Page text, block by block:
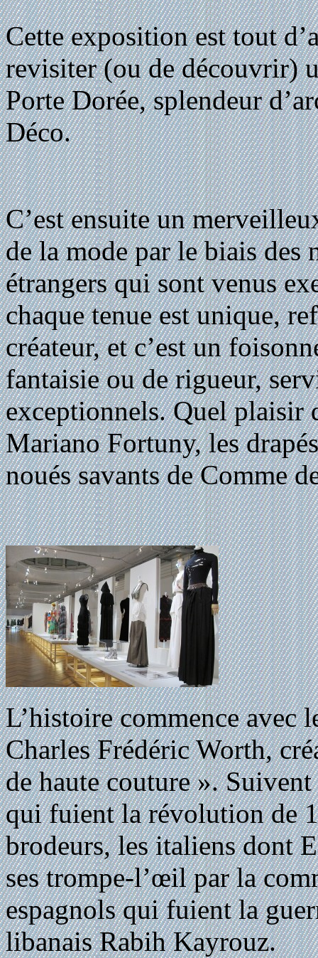
Cette exposition est tout
revisiter (ou de découvrir)
Porte Dorée, splendeur
Déco.
C’est ensuite un
de la mode par le biais des
étrangers qui sont venus
chaque tenue est unique,
créateur, et c’est un
fantaisie ou de rigueur,
exceptionnels. Quel plaisir
Mariano Fortuny, les
noués savants de Comme
L’histoire commence avec
Charles Frédéric Worth,
de haute couture ».
qui fuient la révolution de
brodeurs, les italiens dont
ses trompe-l’œil par la
espagnols qui fuient la
libanais Rabih Kayrouz.